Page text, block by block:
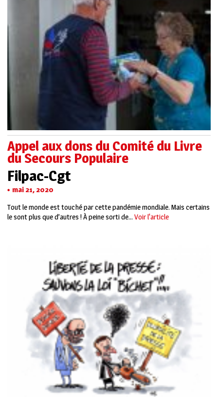
Appel aux dons du Comité du Livre
du Secours Populaire
Filpac-Cgt
mai 21, 2020
Tout le monde est touché par cette pandémie mondiale. Mais certains
le sont plus que d’autres ! À peine sorti de... Voir l'article